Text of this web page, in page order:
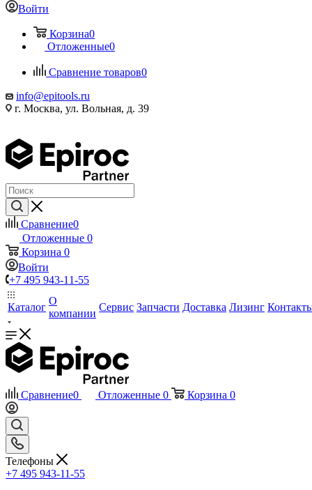
Войти
Корзина0
Отложенные0
Сравнение товаров0
info@epitools.ru
г. Москва, ул. Вольная, д. 39
Сравнение0
Отложенные 0
Корзина 0
Войти
+7 495 943-11-55
Каталог
О
компании
Сервис Запчасти Доставка Лизинг
Сравнение0 Отложенные 0 Корзина 0
Телефоны
+7 495 943-11-55